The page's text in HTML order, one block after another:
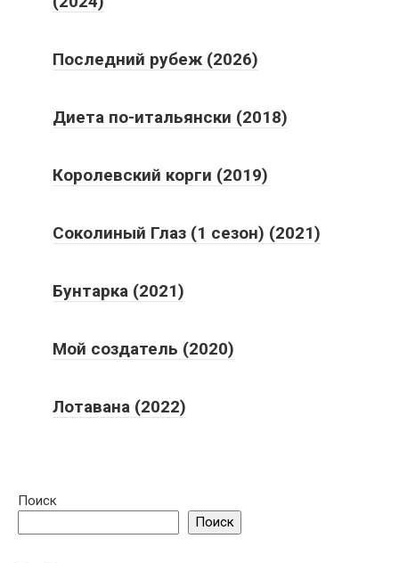
Последний рубеж (2026)
Диета по-итальянски (2018)
Королевский корги (2019)
Соколиный Глаз (1 сезон) (2021)
Бунтарка (2021)
Мой создатель (2020)
Лотавана (2022)
Поиск
Поиск